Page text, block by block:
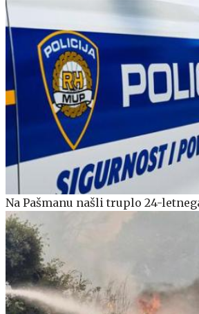
Na Pašmanu našli truplo 24-